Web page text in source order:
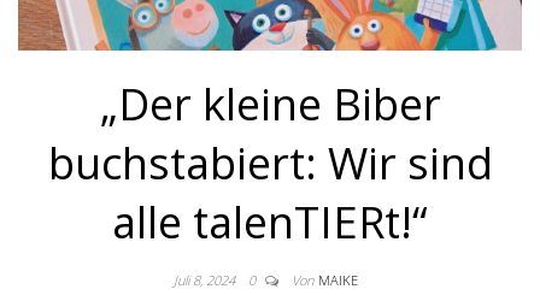
„Der kleine Biber
buchstabiert: Wir sind
alle talenTIERt!“
Juli 8, 2024 0 Von MAIKE